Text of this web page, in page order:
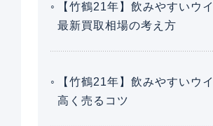
【竹鶴21年】飲みやすいウ
最新買取相場の考え方
【竹鶴21年】飲みやすいウ
高く売るコツ